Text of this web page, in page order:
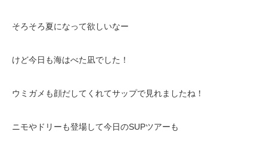
そろそろ夏になって欲しいなー
けど今日も海はべた凪でした！
ウミガメも顔だしてくれてサップで見れましたね！
ニモやドリーも登場して今日のSUPツアーも